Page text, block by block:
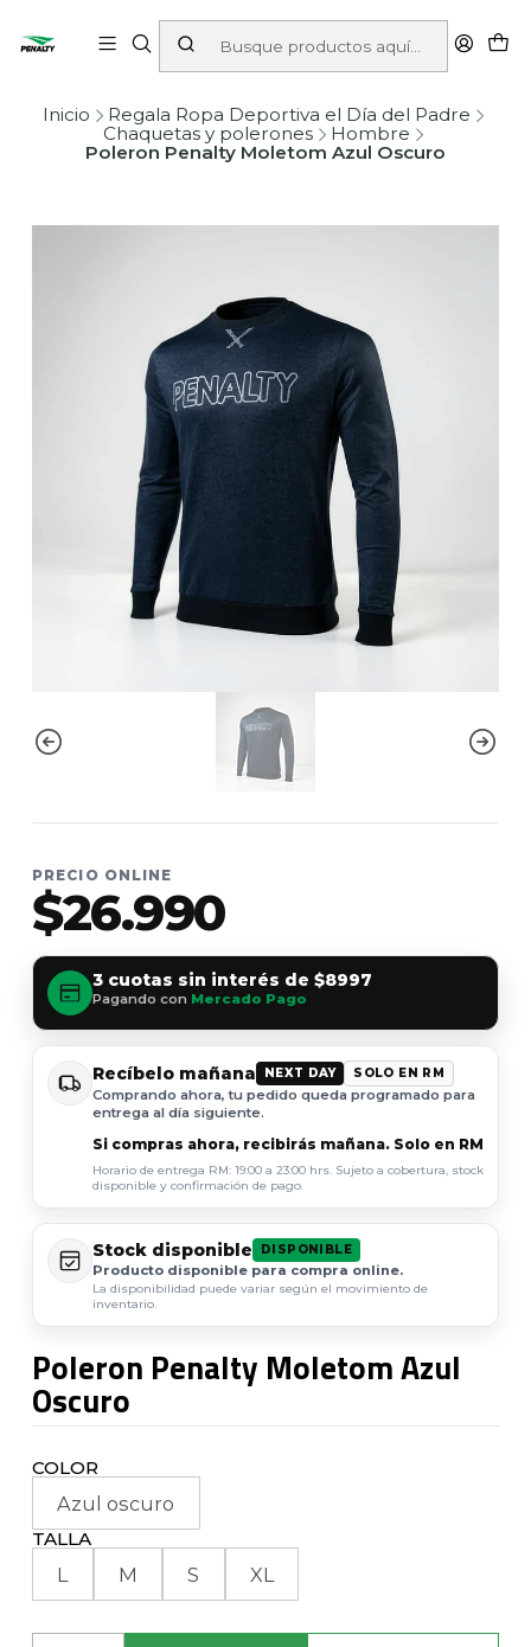
Inicio
Regala Ropa Deportiva el Día del Padre
Chaquetas y polerones
Hombre
Poleron Penalty Moletom Azul Oscuro
PRECIO ONLINE
$26.990
3 cuotas sin interés de $8997
Pagando con Mercado Pago
Recíbelo mañana NEXT DAY SOLO EN RM
Comprando ahora, tu pedido queda programado para
entrega al día siguiente.
Si compras ahora, recibirás mañana. Solo en RM
Horario de entrega RM: 19:00 a 23:00 hrs. Sujeto a cobertura, stock
disponible y confirmación de pago.
Stock disponible DISPONIBLE
Producto disponible para compra online.
La disponibilidad puede variar según el movimiento de
inventario.
Poleron Penalty Moletom Azul
Oscuro
COLOR
Azul oscuro
TALLA
L M S XL